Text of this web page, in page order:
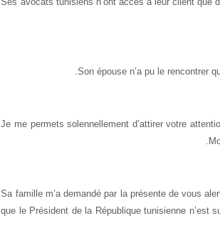
Son épouse n’a pu le rencontrer
Je me permets solennellement d’attirer votre
Sa famille m’a demandé par la présente de vous
que le Président de la République tunisienne n’est